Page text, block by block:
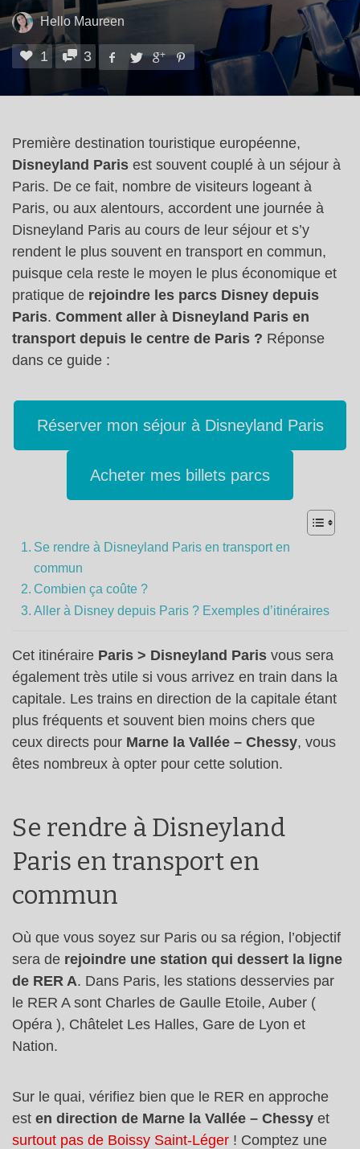
Hello Maureen
1 3
Première destination touristique européenne,
Disneyland Paris est souvent couplé à un séjour à
Paris. De ce fait, nombre de visiteurs logeant à
Paris, ou aux alentours, accordent une journée à
Disneyland Paris au cours de leur séjour et s’y
rendent le plus souvent en transport en commun,
puisque cela reste le moyen le plus économique et
pratique de rejoindre les parcs Disney depuis
Paris. Comment aller à Disneyland Paris en
transport depuis le centre de Paris ? Réponse
dans ce guide :
Réserver mon séjour à Disneyland Paris
Acheter mes billets parcs
Se rendre à Disneyland Paris en transport en
commun
Combien ça coûte ?
Aller à Disney depuis Paris ? Exemples d’itinéraires
Cet itinéraire Paris > Disneyland Paris vous sera
également très utile si vous arrivez en train dans la
capitale. Les trains en direction de la capitale étant
plus fréquents et souvent bien moins chers que
ceux directs pour Marne la Vallée – Chessy, vous
êtes nombreux à opter pour cette solution.
Se rendre à Disneyland
Paris en transport en
commun
Où que vous soyez sur Paris ou sa région, l’objectif
sera de rejoindre une station qui dessert la ligne
de RER A. Dans Paris, les stations desservies par
le RER A sont Charles de Gaulle Etoile, Auber (
Opéra ), Châtelet Les Halles, Gare de Lyon et
Nation.
Sur le quai, vérifiez bien que le RER en approche
est en direction de Marne la Vallée – Chessy et
surtout pas de Boissy Saint-Léger ! Comptez une